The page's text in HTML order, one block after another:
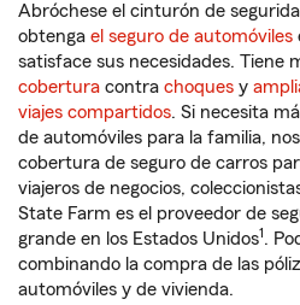
Abróchese el cinturón de
obtenga el seguro de automóviles
satisface sus necesidades. Tiene
cobertura contra choques y
viajes compartidos. Si necesita
de automóviles para la familia,
cobertura de seguro de carros
viajeros de negocios,
State Farm es el proveedor de
grande en los Estados Unidos1.
combinando la compra de las
automóviles y de vivienda.